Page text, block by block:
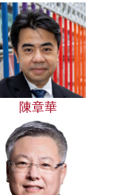
陳章華